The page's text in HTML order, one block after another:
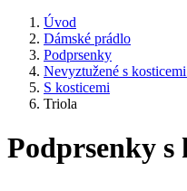
Úvod
Dámské prádlo
Podprsenky
Nevyztužené s
S kosticemi
Triola
Podprsenky